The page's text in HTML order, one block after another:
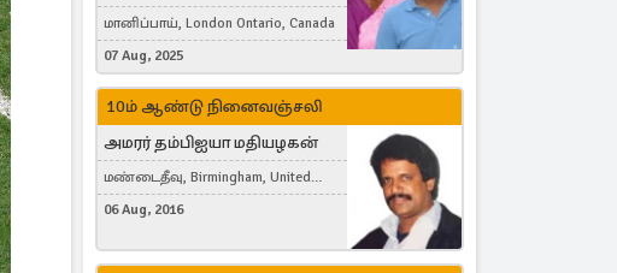
மானிப்பாய், London Ontario, Canada
07 Aug, 2025
10ம் ஆண்டு நினைவஞ்சலி
அமரர் தம்பிஐயா மதியழகன்
மண்டைதீவு, Birmingham, United
Kingdom
06 Aug, 2016